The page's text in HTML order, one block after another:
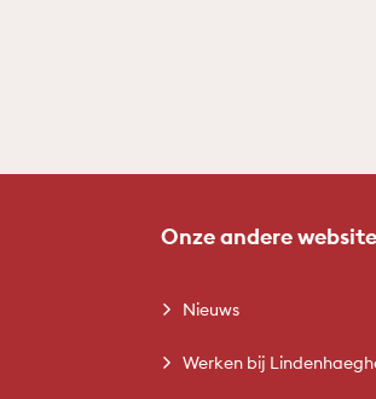
Onze andere
Nieuws
Werken bij